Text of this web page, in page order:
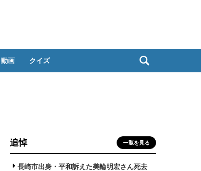
動画 クイズ
追悼 一覧を見る
長崎市出身・平和訴えた美輪明宏さん死去